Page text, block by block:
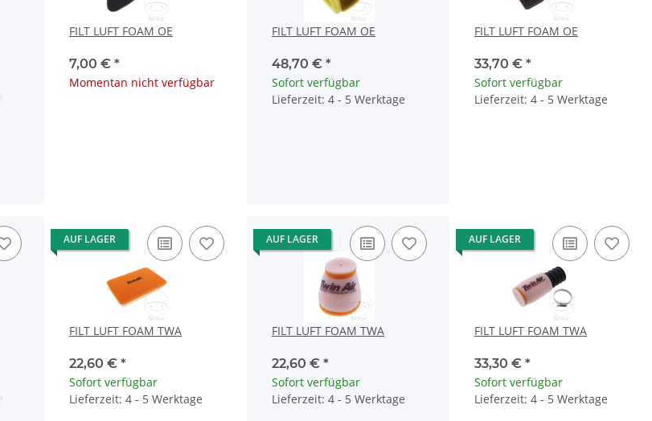
FILT LUFT FOAM OE
7,00 € *
Momentan nicht verfügbar
FILT LUFT FOAM OE
48,70 € *
Sofort verfügbar
Lieferzeit: 4 - 5 Werktage
FILT LUFT FOAM OE
33,70 € *
Sofort verfügbar
Lieferzeit: 4 - 5 Werktage
AUF LAGER
FILT LUFT FOAM TWA
22,60 € *
Sofort verfügbar
Lieferzeit: 4 - 5 Werktage
AUF LAGER
FILT LUFT FOAM TWA
22,60 € *
Sofort verfügbar
Lieferzeit: 4 - 5 Werktage
AUF LAGER
FILT LUFT FOAM TWA
33,30 € *
Sofort verfügbar
Lieferzeit: 4 - 5 Werktage